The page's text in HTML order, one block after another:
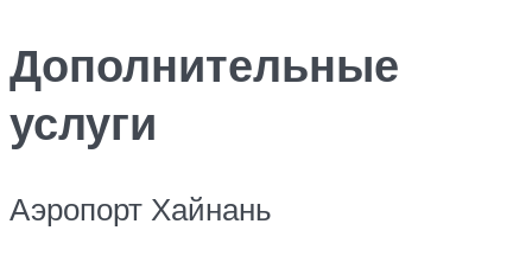
Дополнительные
услуги
Аэропорт Хайнань